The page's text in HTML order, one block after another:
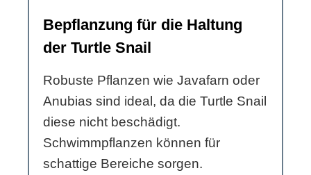
Bepflanzung für die Haltung
der Turtle Snail
Robuste Pflanzen wie Javafarn oder
Anubias sind ideal, da die Turtle Snail
diese nicht beschädigt.
Schwimmpflanzen können für
schattige Bereiche sorgen.